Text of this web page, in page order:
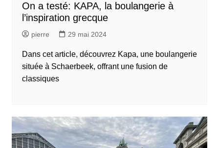
On a testé: KAPA, la boulangerie à
l’inspiration grecque
pierre 29 mai 2024
Dans cet article, découvrez Kapa, une boulangerie
située à Schaerbeek, offrant une fusion de
classiques